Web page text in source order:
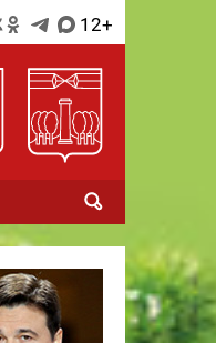
12+